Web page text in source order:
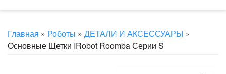
Главная » Роботы » ДЕТАЛИ И АКСЕССУАРЫ »
Основные Щетки IRobot Roomba Серии S